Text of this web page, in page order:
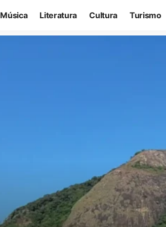
Música Literatura Cultura Turismo